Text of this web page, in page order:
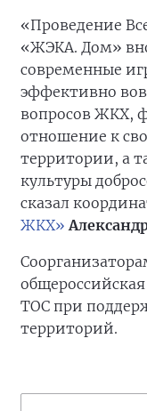
«Проведение
«ЖЭКА. Дом»
современные
эффективно
вопросов ЖКХ,
отношение к
территории, а
культуры
сказал
ЖКХ»
ТОС при
территорий.